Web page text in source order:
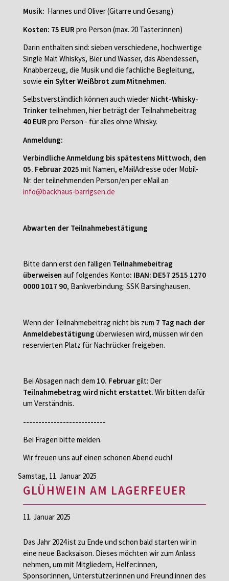
Musik: Hannes und Oliver (Gitarre und Gesang)
Kosten: 75 EUR pro Person (max. 20 Taster:innen)
Darin enthalten sind: sieben verschiedene, hochwertige
Single Malt Whiskys, Bier und Wasser, das Abendessen,
Knabberzeug, die Musik und die fachliche Begleitung,
sowie ein Sylter Weißbrot zum Mitnehmen.
Selbstverständlich können auch wiederNicht-Whisky-
Trinkerteilnehmen, hier beträgt der Teilnahmebeitrag
40 EURpro Person - für alles ohne Whisky.
Anmeldung:
Verbindliche Anmeldung bis spätestens Mittwoch, den
05. Februar 2025 mit Namen, eMailAdresse oder Mobil-
Nr. der teilnehmenden Person/en per eMail an
info@backhaus-barrigsen.de
Abwarten der Teilnahmebestätigung
Bitte dann erst den fälligen Teilnahmebeitrag
überweisen auf folgendes Konto: IBAN: DE57 2515 1270
0000 1017 90, Bankverbindung: SSK Barsinghausen.
Wenn der Teilnahmebeitrag nicht bis zum 7 Tag nach der
Anmeldebestätigung überwiesen wird, müssen wir den
reservierten Platz für Nachrücker freigeben.
Bei Absagen nach dem 10. Februargilt: Der
Teilnahmebetrag wird nicht erstattet. Wir bitten dafür
um Verständnis.
---------------------------
Bei Fragen bitte melden.
Wir freuen uns auf einen schönen Abend euch!
Samstag, 11. Januar 2025
GLÜHWEIN AM LAGERFEUER
11. Januar 2025
Das Jahr 2024 ist zu Ende und schon bald starten wir in
eine neue Backsaison. Dieses möchten wir zum Anlass
nehmen, um mit Mitgliedern, Helfer:innen,
Sponsor:innen, Unterstützer:innen und Freund:innen des